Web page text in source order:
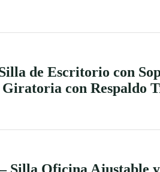
de Escritorio con
con Respaldo